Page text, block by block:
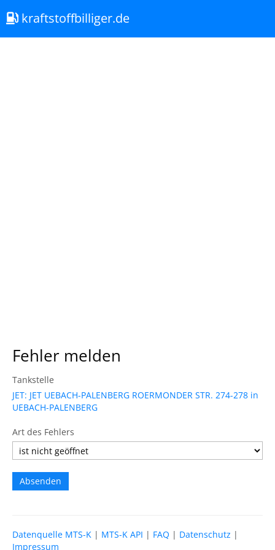
kraftstoffbilliger.de
Fehler melden
Tankstelle
JET: JET UEBACH-PALENBERG ROERMONDER STR. 274-278 in
UEBACH-PALENBERG
Art des Fehlers
Datenquelle MTS-K | MTS-K API | FAQ | Datenschutz |
Impressum